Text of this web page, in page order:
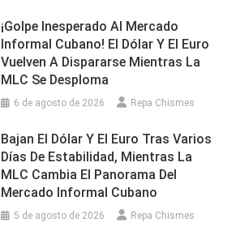
¡Golpe Inesperado Al Mercado
Informal Cubano! El Dólar Y El Euro
Vuelven A Dispararse Mientras La
MLC Se Desploma
6 de agosto de 2026 Repa Chismes
Bajan El Dólar Y El Euro Tras Varios
Días De Estabilidad, Mientras La
MLC Cambia El Panorama Del
Mercado Informal Cubano
5 de agosto de 2026 Repa Chismes